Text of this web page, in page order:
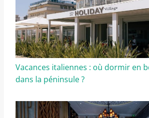
Vacances italiennes : où dormir en
dans la péninsule ?